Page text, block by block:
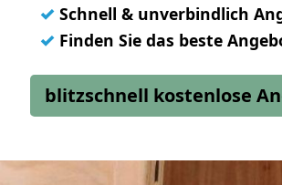
✓ Schnell & unverbindlich
✓ Finden Sie das beste
blitzschnell kostenlose